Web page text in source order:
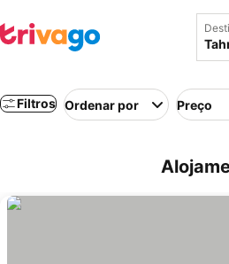
Filtros Ordenar por Preço